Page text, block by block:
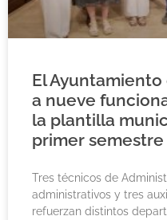
El
a nueve
la plantilla
primer semestre
Tres técnicos de
administrativos y tres
refuerzan distintos